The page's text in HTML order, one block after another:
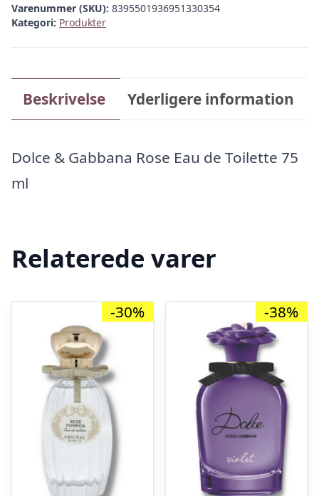
Varenummer (SKU): 8395501936951330354
Kategori: Produkter
Beskrivelse Yderligere information
Dolce & Gabbana Rose Eau de Toilette 75
ml
Relaterede varer
-30% -38%